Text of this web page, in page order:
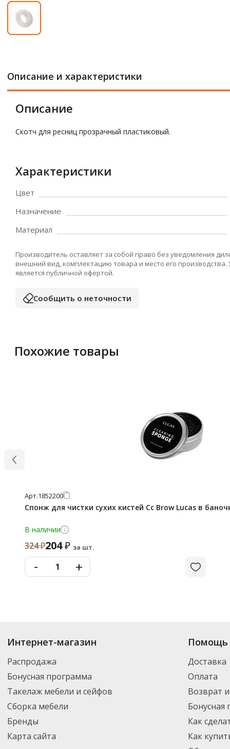
Описание и характеристики
Описание
Скотч для ресниц прозрачный пластиковый.
Характеристики
Цвет
Назначение
Материал
Производитель оставляет за собой право без уведомления
внешний вид, комплектацию товара и место его
является публичной офертой.
Сообщить о неточности
Похожие товары
Арт.1852200
Спонж для чистки сухих кистей Cc Brow Lucas в
В наличии
324₽204₽ за шт.
- +
Интернет-магазин
Распродажа
Бонусная программа
Такелаж мебели и сейфов
Сборка мебели
Бренды
Карта сайта
Помощь
Доставка
Оплата
Возврат
Бонусная
Как
Как